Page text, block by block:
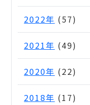
2022年 (57)
2021年 (49)
2020年 (22)
2018年 (17)